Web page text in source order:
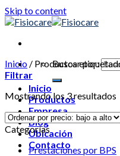
Skip to content
Buscar por:
Inicio
Productos
Empresa
Blog
Ubicación
Contacto
Inicio / Productos
Filtrar
Mostrando los 3 resultados
Categorías
Prestaciones por BPS